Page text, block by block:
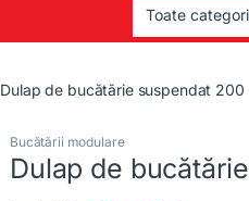
Dulap de bucătărie suspendat 200
Bucătării modulare
Dulap de